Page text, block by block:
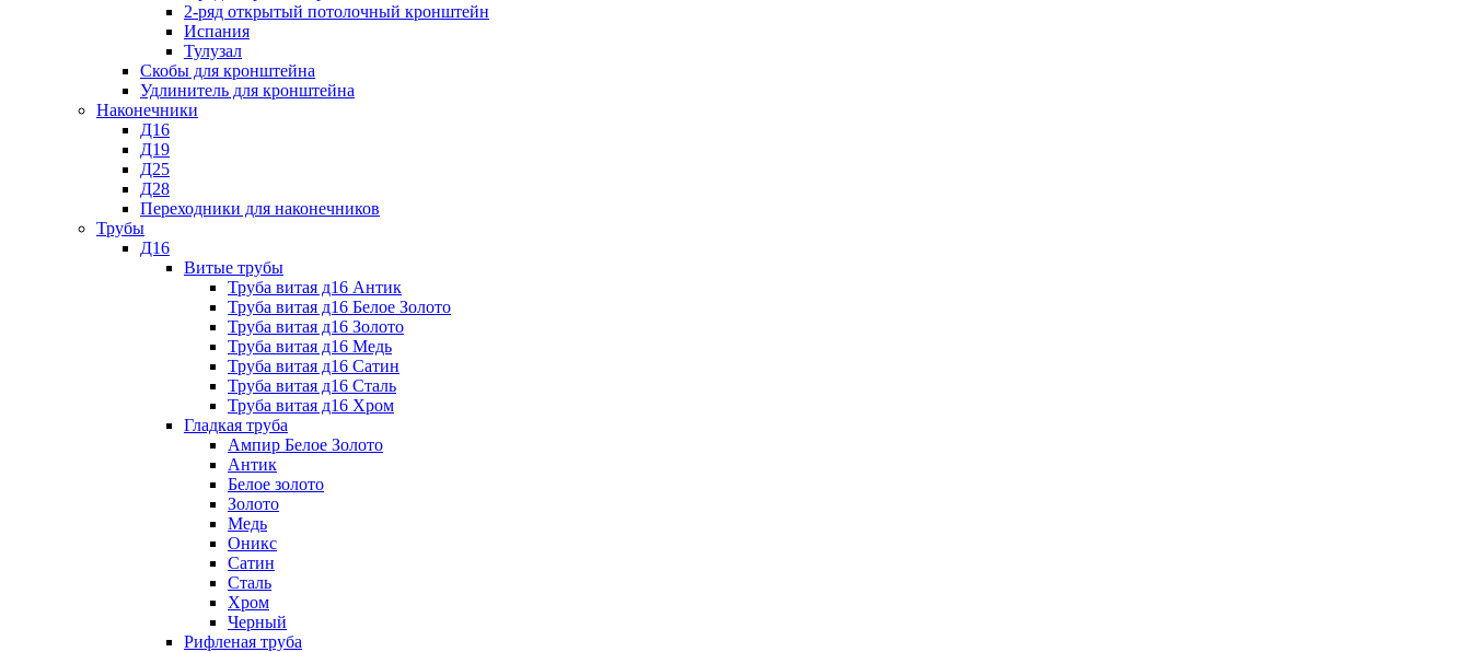
2-ряд открытый потолочный кронштейн
Испания
Тулузал
Скобы для кронштейна
Удлинитель для кронштейна
Наконечники
Д16
Д19
Д25
Д28
Переходники для наконечников
Трубы
Д16
Витые трубы
Труба витая д16 Антик
Труба витая д16 Белое Золото
Труба витая д16 Золото
Труба витая д16 Медь
Труба витая д16 Сатин
Труба витая д16 Сталь
Труба витая д16 Хром
Гладкая труба
Ампир Белое Золото
Антик
Белое золото
Золото
Медь
Оникс
Сатин
Сталь
Хром
Черный
Рифленая труба